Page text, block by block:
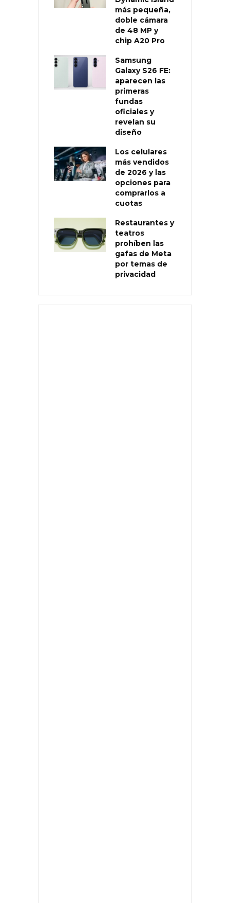
más pequeña,
doble cámara
de 48 MP y
chip A20 Pro
Samsung
Galaxy S26 FE:
aparecen las
primeras
fundas
oficiales y
revelan su
diseño
Los celulares
más vendidos
de 2026 y las
opciones para
comprarlos a
cuotas
Restaurantes y
teatros
prohíben las
gafas de Meta
por temas de
privacidad